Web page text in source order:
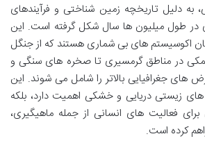
دلیل تاریخچه زمین شناختی و فرآیندهای
طول میلیون ها سال شکل گرفته است. این
اکوسیستم های بی شماری هستند که از جنگل
در مناطق گرمسیری تا صخره های سنگی و
های جغرافیایی بالاتر را شامل می شوند. این
های زیستی دریایی و خشکی اهمیت دارد، بلکه
فعالیت های انسانی از جمله ماهیگیری،
کرده است.